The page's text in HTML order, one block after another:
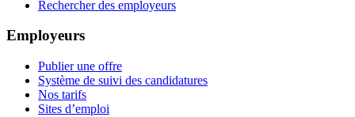
Rechercher des employeurs
Employeurs
Publier une offre
Système de suivi des candidatures
Nos tarifs
Sites d’emploi